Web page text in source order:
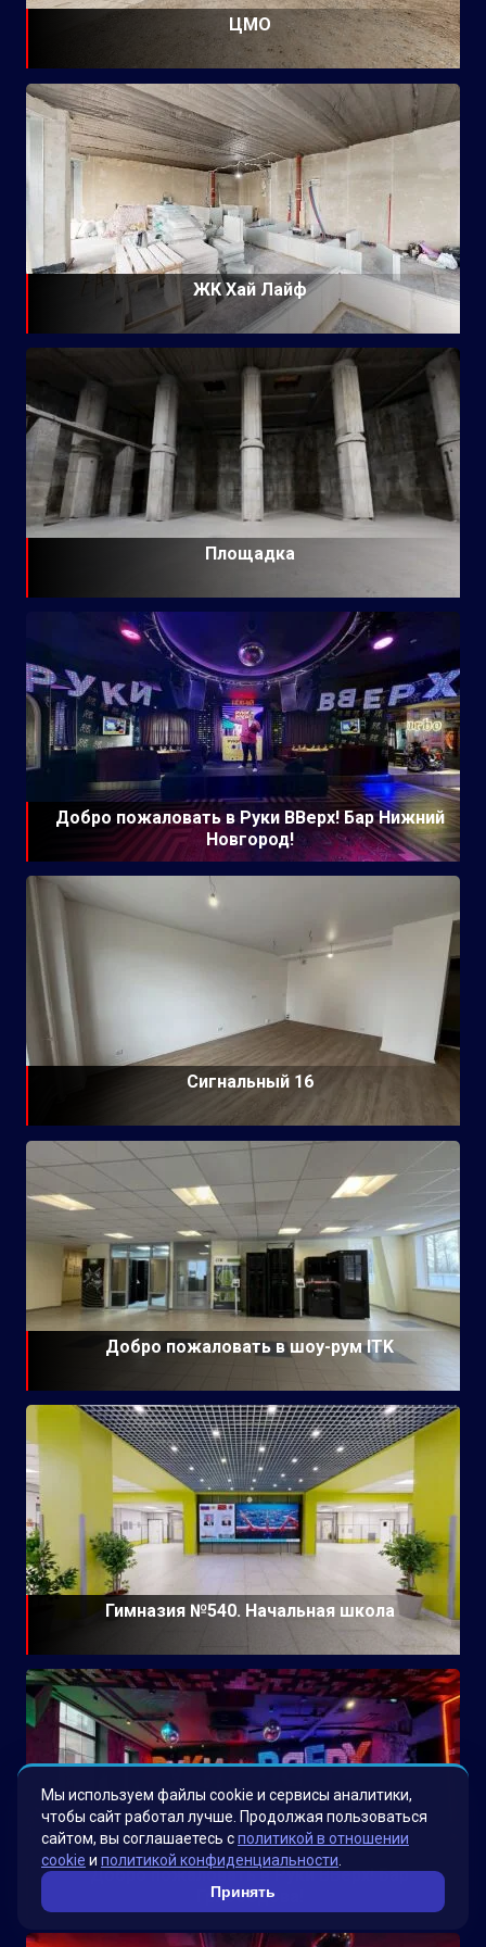
ЦМО
ЖК Хай Лайф
Площадка
Добро пожаловать в Руки ВВерх! Бар Нижний
Новгород!
Сигнальный 16
Добро пожаловать в шоу-рум ITK
Гимназия №540. Начальная школа
Добро пожаловать в Руки ВВерх! Бар
Грибоедова!
Мы используем файлы cookie и сервисы аналитики,
чтобы сайт работал лучше. Продолжая пользоваться
сайтом, вы соглашаетесь сполитикой в отношении
cookie и политикой конфиденциальности
Принять